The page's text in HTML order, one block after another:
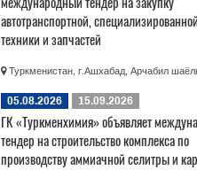
автотранспортной, специализированной
техники и запчастей
Туркменистан, г.Ашхабад, Арчабил
05.08.2026 15.09.2026
ГК «Туркменхимия» объявляет
тендер на строительство комплекса по
производству аммиачной селитры и